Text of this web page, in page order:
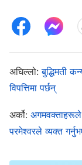
काम देख्‍ने
दिन्छ; यसमा
गर्ने कुरा समावेश
मार्ग र नयाँ
थाहा गर्न नसक्‍ने
तिनीहरूले उहाँको
अघिल्लो:बुद्धिमती
विपत्तिमा पर्छन्
अर्को: अगमवक्ताहरूले
परमेश्‍वरले व्यक्त